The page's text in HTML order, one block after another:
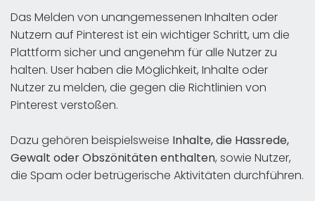
Das Melden von unangemessenen Inhalten oder
Nutzern auf Pinterest ist ein wichtiger Schritt, um die
Plattform sicher und angenehm für alle Nutzer zu
halten. User haben die Möglichkeit, Inhalte oder
Nutzer zu melden, die gegen die Richtlinien von
Pinterest verstoßen.
Dazu gehören beispielsweise Inhalte, die Hassrede,
Gewalt oder Obszönitäten enthalten, sowie Nutzer,
die Spam oder betrügerische Aktivitäten durchführen.